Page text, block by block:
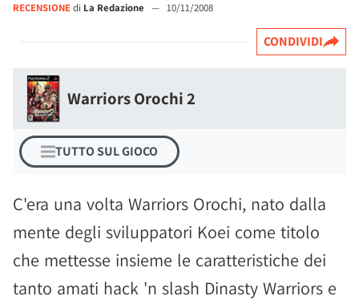
RECENSIONEdi La Redazione — 10/11/2008
CONDIVIDI
Warriors Orochi 2
TUTTO SUL GIOCO
C'era una volta Warriors Orochi, nato dalla
mente degli sviluppatori Koei come titolo
che mettesse insieme le caratteristiche dei
tanto amati hack 'n slash Dinasty Warriors e